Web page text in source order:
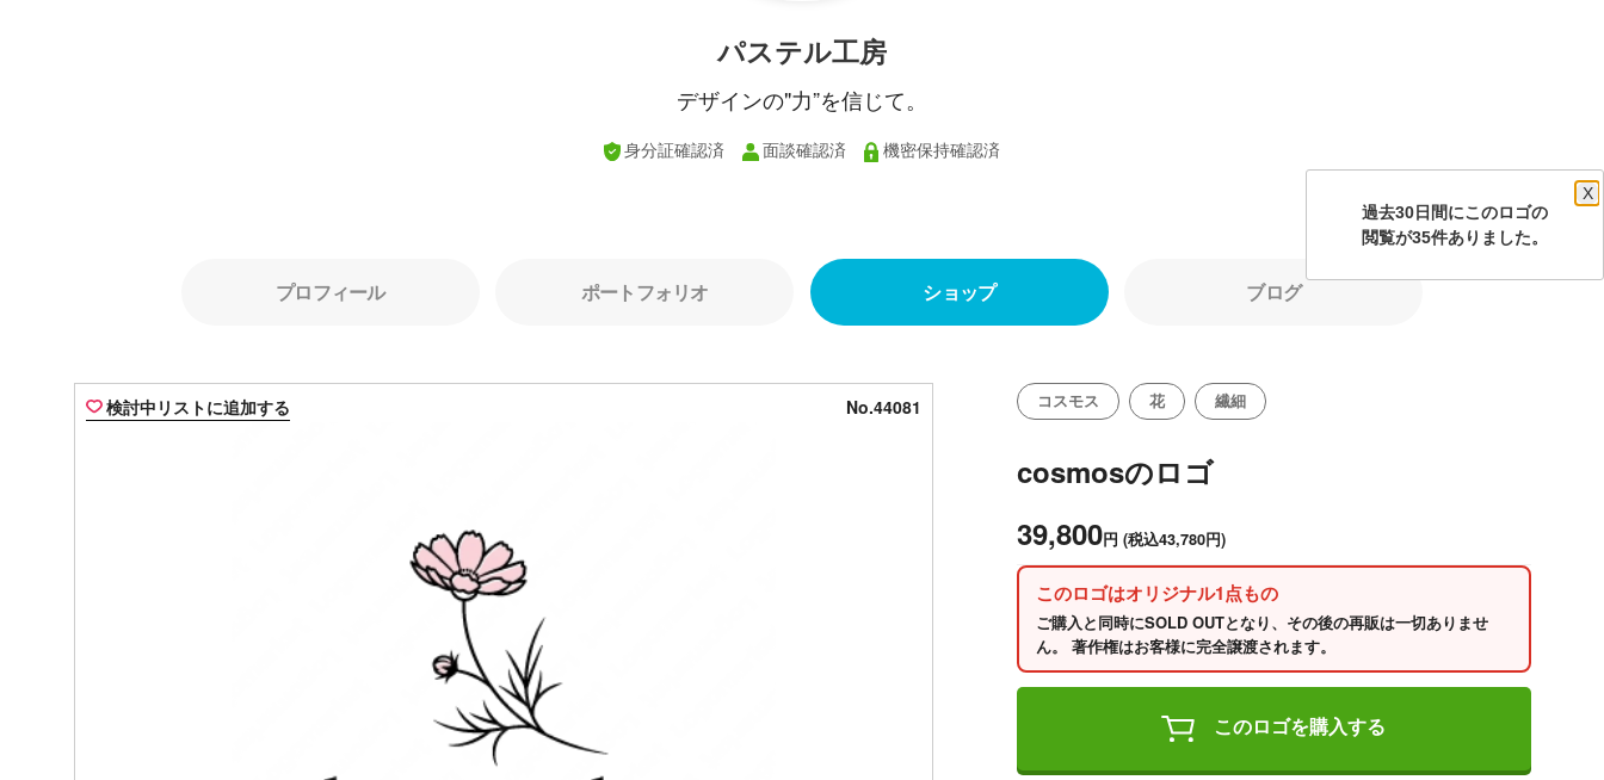
パステル工房
デザインの"力”を信じて。
身分証確認済 面談確認済 機密保持確認済
プロフィール ポートフォリオ ショップ ブログ
検討中リストに追加する No.44081 コスモス 花 繊細
cosmosのロゴ
39,800円 (税込43,780円)
このロゴはオリジナル1点もの
ご購入と同時にSOLD OUTとなり、その後の再販は一切ありませ
ん。 著作権はお客様に完全譲渡されます。
このロゴを購入する
過去30日間にこのロゴの
X
閲覧が35件ありました。